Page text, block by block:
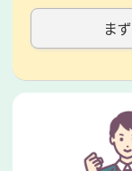
ま